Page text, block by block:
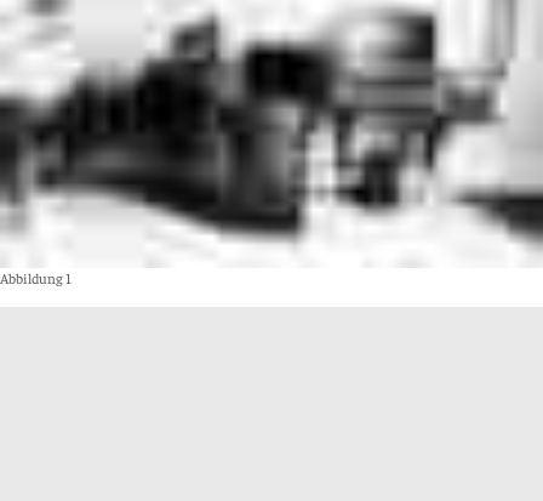
Abbildung 1